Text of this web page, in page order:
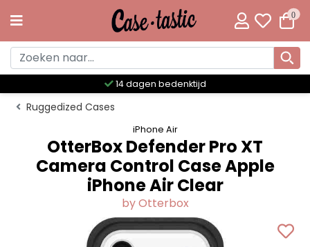
0
Meer dan 300 unieke designs
Ruggedized Cases
iPhone Air
OtterBox Defender Pro XT
Camera Control Case Apple
iPhone Air Clear
by Otterbox